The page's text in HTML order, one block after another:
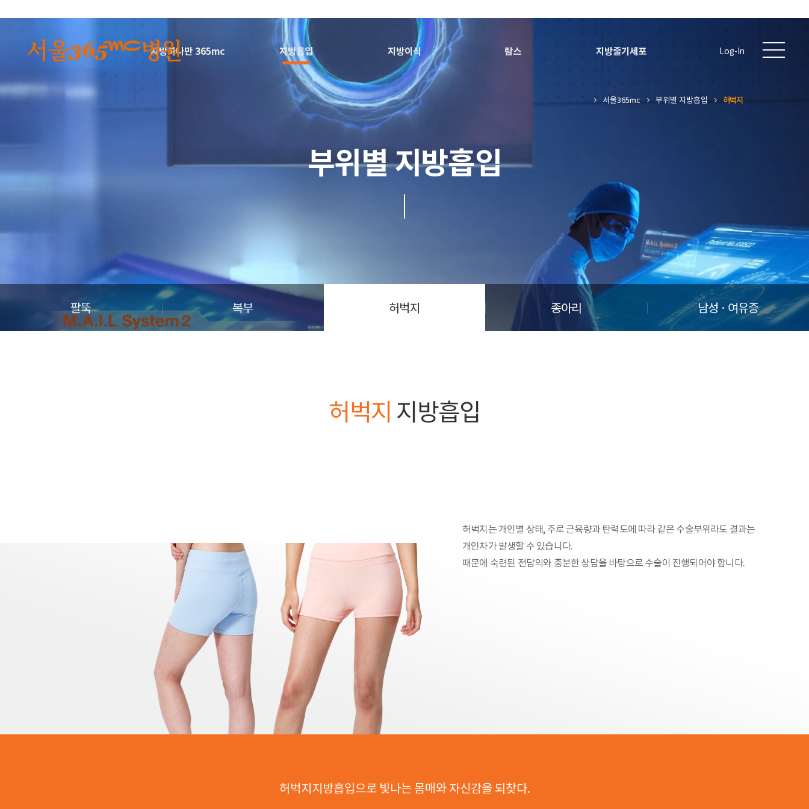
지방하나만 365mc 지방흡입 지방이식 람스 지방줄기세포 Log-In
서울365mc 부위별 지방흡입 허벅지
부위별 지방흡입
팔뚝 복부 허벅지 종아리 남성 · 여유증
허벅지 지방흡입
허벅지는 개인별 상태, 주로 근육량과 탄력도에 따라 같은 수술부위라도 결과는
개인차가 발생할 수 있습니다.
때문에 숙련된 전담의와 충분한 상담을 바탕으로 수술이 진행되어야 합니다.
허벅지지방흡입으로 빛나는 몸매와 자신감을 되찾다.